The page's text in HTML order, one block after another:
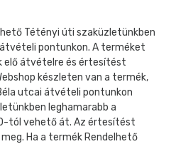
Tétényi úti szaküzletünkben
pontunkon. A terméket
elő átvételre és értesítést
készleten van a termék,
utcai átvételi pontunkon
leghamarabb a
tól vehető át. Az értesítést
Ha a termék Rendelhető